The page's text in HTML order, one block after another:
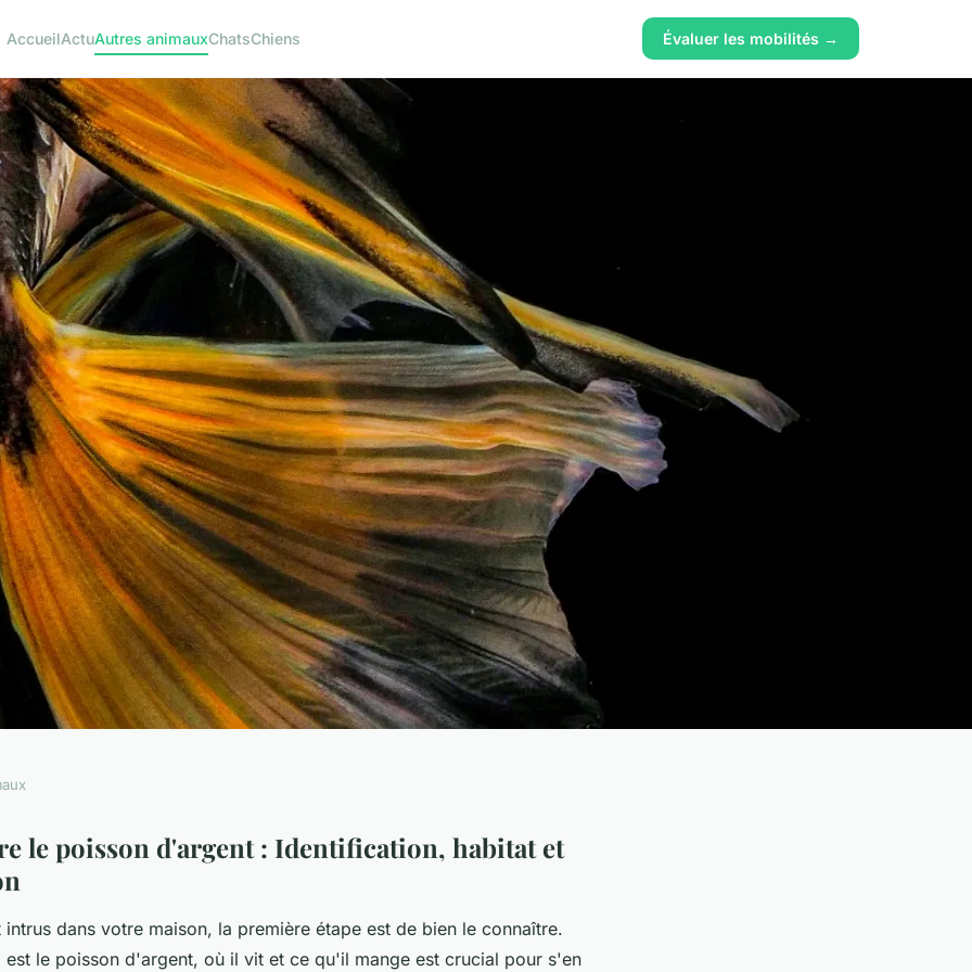
AccueilActuAutres animauxChatsChiens Évaluer les mobilités →
s'en
chez vous ?
le poisson d'argent : Identification, habitat et
intrus dans votre maison, la première étape est de bien le connaître.
est le poisson d'argent, où il vit et ce qu'il mange est crucial pour s'en